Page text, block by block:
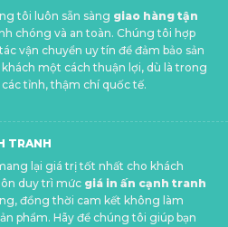
tôi luôn sẵn sàng giao hàng tận
chóng và an toàn. Chúng tôi hợp
vận chuyển uy tín để đảm bảo sản
một cách thuận lợi, dù là trong
tỉnh, thậm chí quốc tế.
TRANH
lại giá trị tốt nhất cho khách
duy trì mức giá in ấn cạnh tranh
đồng thời cam kết không làm
phẩm. Hãy để chúng tôi giúp bạn